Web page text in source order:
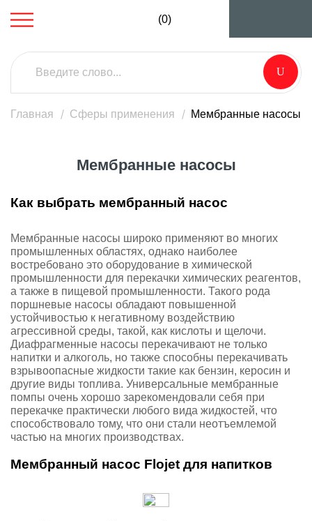
(0)
Главная Сферы применения Мембранные насосы
Мембранные насосы
Как выбрать мембранный насос
Мембранные насосы широко применяют во многих
промышленных областях, однако наиболее
востребовано это оборудование в химической
промышленности для перекачки химических реагентов,
а также в пищевой промышленности. Такого рода
поршневые насосы обладают повышенной
устойчивостью к негативному воздействию
агрессивной среды, такой, как кислоты и щелочи.
Диафрагменные насосы перекачивают не только
напитки и алкоголь, но также способны перекачивать
взрывоопасные жидкости такие как бензин, керосин и
другие виды топлива. Универсальные мембранные
помпы очень хорошо зарекомендовали себя при
перекачке практически любого вида жидкостей, что
способствовало тому, что они стали неотъемлемой
частью на многих производствах.
Мембранный насос Flojet для напитков